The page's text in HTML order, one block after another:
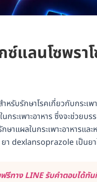
แลนโซพรา
ำหรับรักษาโรคเกี่ยวกับกระเ
ระเพาะอาหาร ซึ่งจะช่วย
ษาแผลในกระเพาะอาหาร
ยา dexlansoprazole เป็
รีทาง LINE รับคำตอบได้ทั